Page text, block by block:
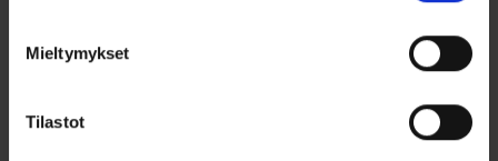
Mieltymykset
Tilastot
Schalins sormukset
Schalins of Sweden on vuonna 1944 perustettu
Pohjoismaiden suurin sormusvalmistaja, jolla on pitkillä